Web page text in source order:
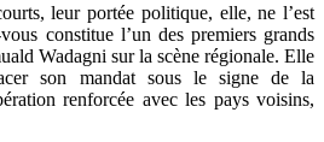
leur portée politique, elle, ne l’est
constitue l’un des premiers grands
Wadagni sur la scène régionale. Elle
son mandat sous le signe de la
renforcée avec les pays voisins,